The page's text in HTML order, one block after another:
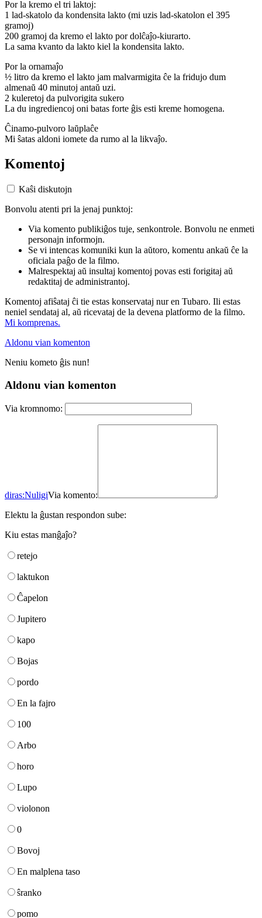
Por la kremo el tri laktoj:
1 lad-skatolo da kondensita lakto (mi uzis lad-skatolon el 395
gramoj)
200 gramoj da kremo el lakto por dolĉaĵo-kiurarto.
La sama kvanto da lakto kiel la kondensita lakto.
Por la ornamaĵo
½ litro da kremo el lakto jam malvarmigita ĉe la fridujo dum
almenaŭ 40 minutoj antaŭ uzi.
2 kuleretoj da pulvorigita sukero
La du ingrediencoj oni batas forte ĝis esti kreme homogena.
Ĉinamo-pulvoro laŭplaĉe
Mi ŝatas aldoni iomete da rumo al la likvaĵo.
Komentoj
Kaŝi diskutojn
Bonvolu atenti pri la jenaj punktoj:
Via komento publikiĝos tuje, senkontrole. Bonvolu ne enmeti
personajn informojn.
Se vi intencas komuniki kun la aŭtoro, komentu ankaŭ ĉe la
oficiala paĝo de la filmo.
Malrespektaj aŭ insultaj komentoj povas esti forigitaj aŭ
redaktitaj de administrantoj.
Komentoj afiŝataj ĉi tie estas konservataj nur en Tubaro. Ili estas
neniel sendataj al, aŭ ricevataj de la devena platformo de la filmo.
Mi komprenas.
Aldonu vian komenton
Neniu kometo ĝis nun!
Aldonu vian komenton
Via kromnomo:
diras:NuligiVia komento:
Elektu la ĝustan respondon sube:
Kiu estas manĝaĵo?
retejo
laktukon
Ĉapelon
Jupitero
kapo
Bojas
pordo
En la fajro
100
Arbo
horo
Lupo
violonon
0
Bovoj
En malplena taso
ŝranko
pomo